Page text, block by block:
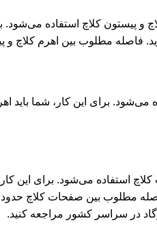
پیستون کلاچ استفاده می‌شود.
بین اهرم کلاچ و پیستون کلاچ حدود
برای این کار، شما باید
استفاده می‌شود. برای این کار،
در سراسر کشور مراجعه کنید.